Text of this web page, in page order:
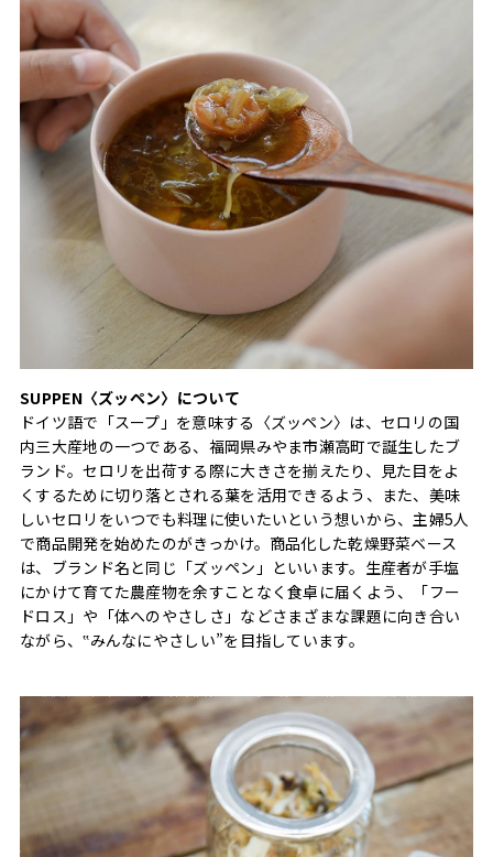
SUPPEN〈ズッペン〉について
ドイツ語で「スープ」を意味する〈ズッペン〉は、セロリの国
内三大産地の一つである、福岡県みやま市瀬高町で誕生したブ
ランド。セロリを出荷する際に大きさを揃えたり、見た目をよ
くするために切り落とされる葉を活用できるよう、また、美味
しいセロリをいつでも料理に使いたいという想いから、主婦5人
で商品開発を始めたのがきっかけ。商品化した乾燥野菜ベース
は、ブランド名と同じ「ズッペン」といいます。生産者が手塩
にかけて育てた農産物を余すことなく食卓に届くよう、「フー
ドロス」や「体へのやさしさ」などさまざまな課題に向き合い
ながら、‟みんなにやさしい”を目指しています。